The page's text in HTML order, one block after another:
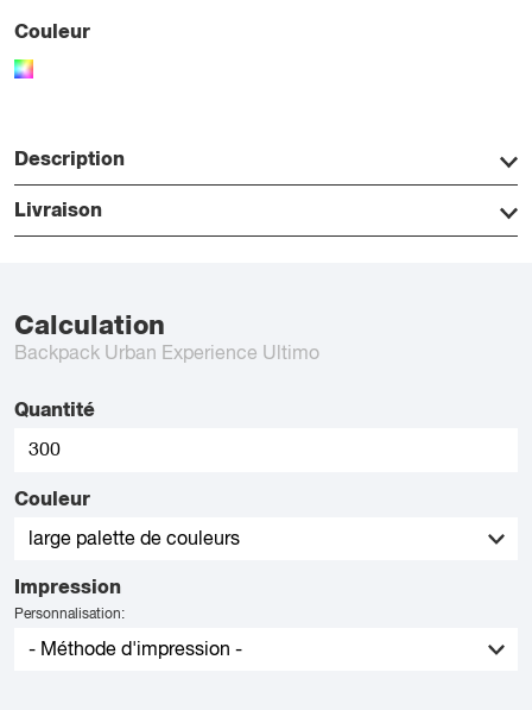
Couleur
Description
Livraison
Calculation
Backpack Urban Experience Ultimo
Quantité
Couleur
Impression
Personnalisation: